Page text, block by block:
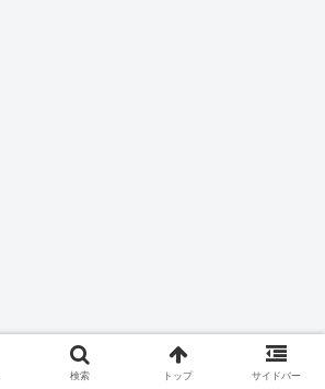
検索 トップ サイドバー